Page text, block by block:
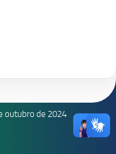
outubro de 2024